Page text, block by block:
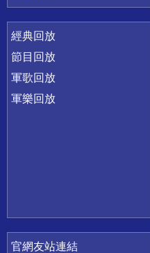
經典回放
節目回放
軍歌回放
軍樂回放
官網友站連結